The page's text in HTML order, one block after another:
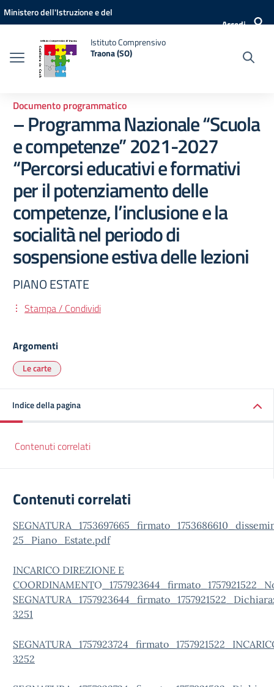
Vai ai contenuti
Vai al menu di navigazione
Vai al footer
Ministero dell'Istruzione e del
Accedi
Istituto Comprensivo
Traona (SO)
Documento programmatico
– Programma Nazionale “Scuola
e competenze” 2021-2027
“Percorsi educativi e formativi
per il potenziamento delle
competenze, l’inclusione e la
socialità nel periodo di
sospensione estiva delle lezioni
PIANO ESTATE
Stampa / Condividi
Argomenti
Le carte
Indice della pagina
Contenuti correlati
Contenuti correlati
25_Piano_Estate.pdf
INCARICO DIREZIONE E
COORDINAMENTO
3251
3252